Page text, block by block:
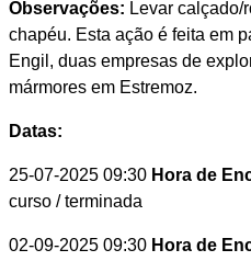
Observações: Levar calçado/
chapéu. Esta ação é feita em
Engil, duas empresas de
mármores em Estremoz.
Datas:
25-07-2025 09:30 Hora de
curso / terminada
02-09-2025 09:30 Hora de